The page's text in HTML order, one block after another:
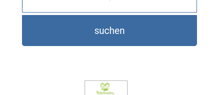
suchen